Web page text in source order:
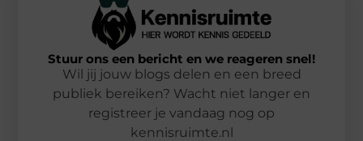
Stuur ons een bericht en we reageren snel!
Wil jij jouw blogs delen en een breed
publiek bereiken? Wacht niet langer en
registreer je vandaag nog op
kennisruimte.nl